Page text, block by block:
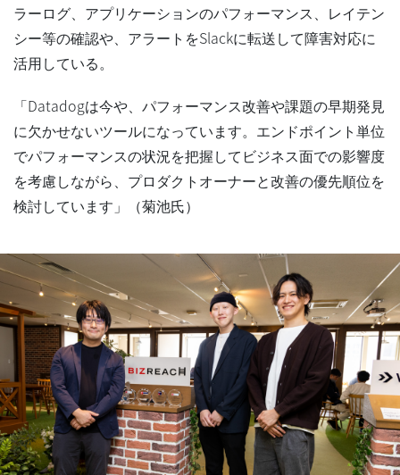
ラーログ、アプリケーションのパフォーマンス、レイテン
シー等の確認や、アラートをSlackに転送して障害対応に
活用している。
「Datadogは今や、パフォーマンス改善や課題の早期発見
に欠かせないツールになっています。エンドポイント単位
でパフォーマンスの状況を把握してビジネス面での影響度
を考慮しながら、プロダクトオーナーと改善の優先順位を
検討しています」（菊池氏）